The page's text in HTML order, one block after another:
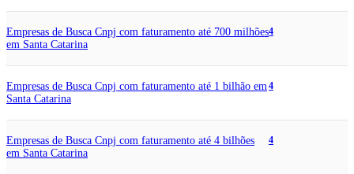
Empresas de Busca Cnpj com faturamento até 700 milhões
em Santa Catarina
4
Empresas de Busca Cnpj com faturamento até 1 bilhão em
Santa Catarina
4
Empresas de Busca Cnpj com faturamento até 4 bilhões
em Santa Catarina
4